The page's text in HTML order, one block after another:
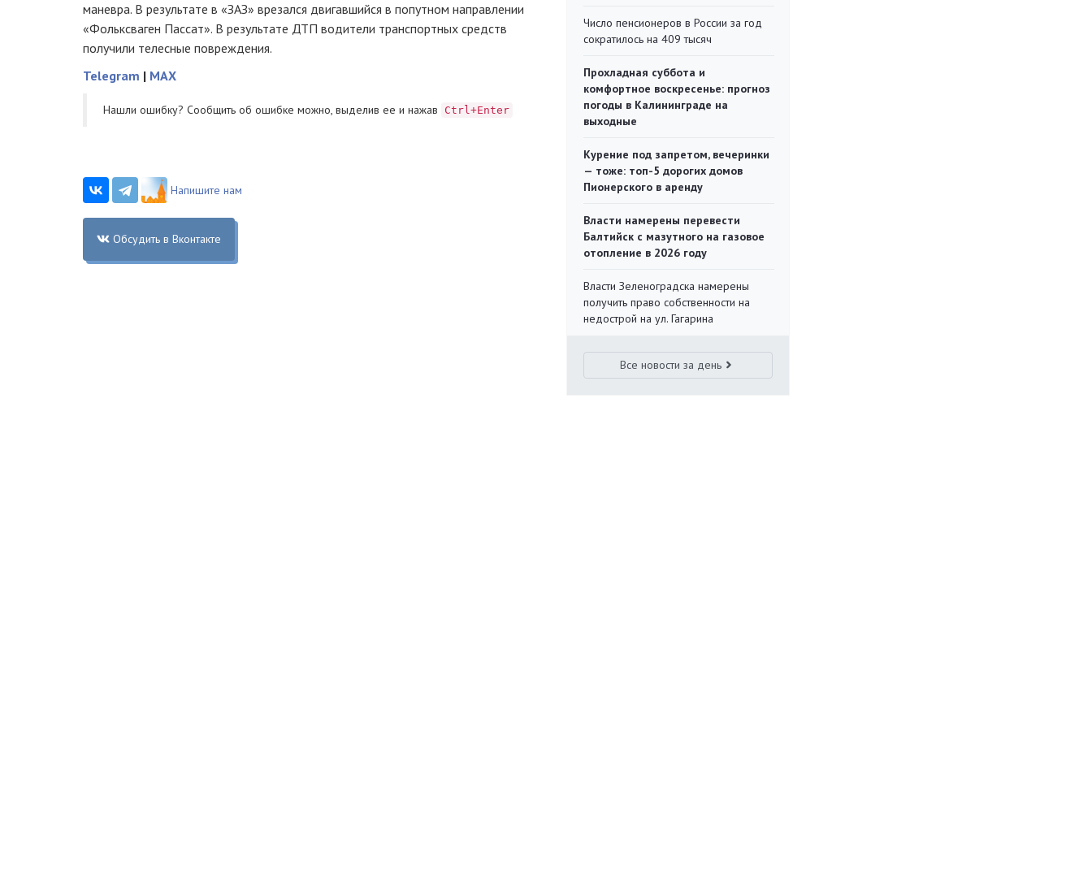
маневра. В результате в «ЗАЗ» врезался двигавшийся в попутном направлении
«Фольксваген Пассат». В результате ДТП водители транспортных средств
получили телесные повреждения.
Telegram | MAX
Нашли ошибку? Cообщить об ошибке можно, выделив ее и нажав Ctrl+Enter
Напишите нам
Обсудить в Вконтакте
Число пенсионеров в России за год
сократилось на 409 тысяч
Прохладная суббота и
комфортное воскресенье: прогноз
погоды в Калининграде на
выходные
Курение под запретом, вечеринки
— тоже: топ-5 дорогих домов
Пионерского в аренду
Власти намерены перевести
Балтийск с мазутного на газовое
отопление в 2026 году
Власти Зеленоградска намерены
получить право собственности на
недострой на ул. Гагарина
Все новости за день